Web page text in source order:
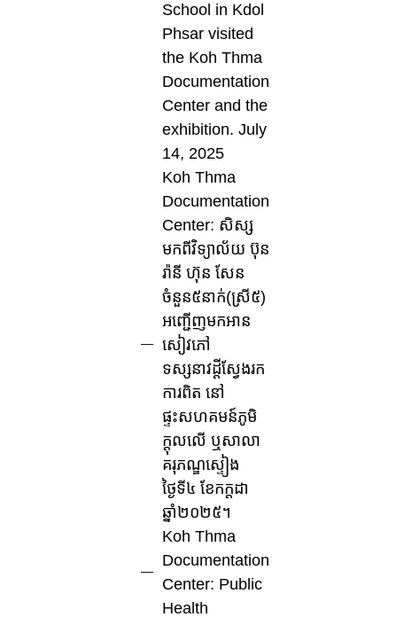
School in Kdol
Phsar visited
the Koh Thma
Documentation
Center and the
exhibition. July
14, 2025
Koh Thma
Documentation
Center: សិស្ស
មកពីវិទ្យាល័យ ប៊ុន
រ៉ានី ហ៊ុន សែន
ចំនួន៥នាក់(ស្រី៥)
អញ្ជើញមកអាន
សៀវភៅ
ទស្សនាវដ្តីស្វែងរក
ការពិត នៅ
ផ្ទះសហគមន៍ភូមិ
ក្តុលលើ ឬសាលា
គរុភណ្ឌស្ទៀង
ថ្ងៃទី៤ ខែកក្តដា
ឆ្នាំ២០២៥។
Koh Thma
Documentation
Center: Public
Health